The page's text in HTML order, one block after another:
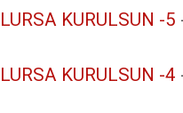
KURULSUN -5
KURULSUN -4